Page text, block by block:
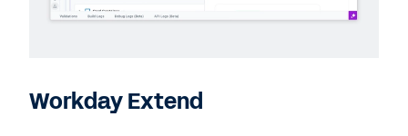
Workday Extend